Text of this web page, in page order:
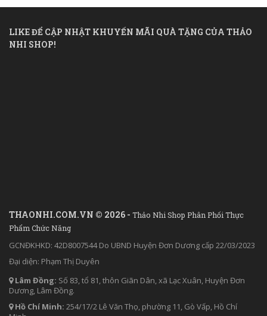
LIKE ĐỂ CẬP NHẬT KHUYẾN MÃI QUÀ TẶNG CỦA THẢO
NHI SHOP!
THAONHI.COM.VN © 2026 - Thảo Nhi Shop Phân Phối Thực
Phẩm Chức Năng
GCNĐKHKD: 42D8007544 Do UBND Huyện Đơn Dương cấp 22/03/2023
Đại diện: Phạm Thị Duyên
Lâm Đồng: Số 83, tổ 81, thôn Giãn Dân, xã Lạc Xuân, Huyện Đơn
Dương, Lâm Đồng.
Hồ Chí Minh: 254/17/2 Lê Văn Thọ, phường 11, Gò Vấp, Hồ Chí